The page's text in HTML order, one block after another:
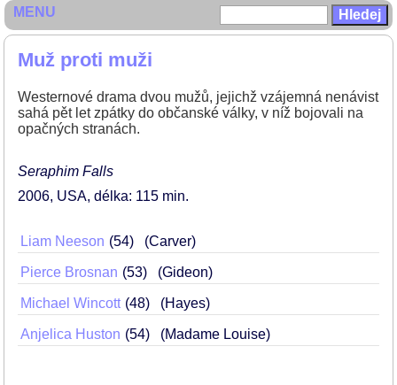
Muž proti muži
Westernové drama dvou mužů, jejichž vzájemná nenávist
sahá pět let zpátky do občanské války, v níž bojovali na
opačných stranách.
Seraphim Falls
2006 USA délka: 115 min
Liam Neeson 54 (Carver)
Pierce Brosnan 53 (Gideon)
Michael Wincott 48 (Hayes)
Anjelica Huston 54 (Madame Louise)
MENU